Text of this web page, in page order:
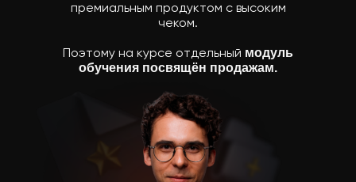
премиальным продуктом с высоким
чеком.
Поэтому на курсе отдельный модуль
обучения посвящён продажам.